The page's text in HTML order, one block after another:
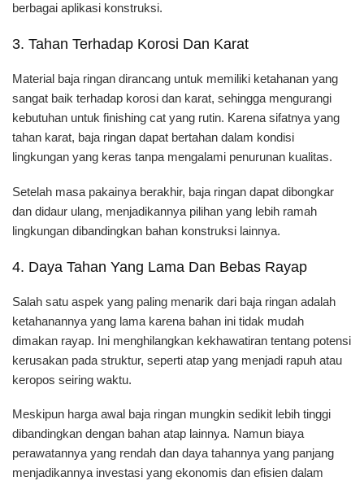
berbagai aplikasi konstruksi.
3. Tahan Terhadap Korosi Dan Karat
Material baja ringan dirancang untuk memiliki ketahanan yang
sangat baik terhadap korosi dan karat, sehingga mengurangi
kebutuhan untuk finishing cat yang rutin. Karena sifatnya yang
tahan karat, baja ringan dapat bertahan dalam kondisi
lingkungan yang keras tanpa mengalami penurunan kualitas.
Setelah masa pakainya berakhir, baja ringan dapat dibongkar
dan didaur ulang, menjadikannya pilihan yang lebih ramah
lingkungan dibandingkan bahan konstruksi lainnya.
4. Daya Tahan Yang Lama Dan Bebas Rayap
Salah satu aspek yang paling menarik dari baja ringan adalah
ketahanannya yang lama karena bahan ini tidak mudah
dimakan rayap. Ini menghilangkan kekhawatiran tentang potensi
kerusakan pada struktur, seperti atap yang menjadi rapuh atau
keropos seiring waktu.
Meskipun harga awal baja ringan mungkin sedikit lebih tinggi
dibandingkan dengan bahan atap lainnya. Namun biaya
perawatannya yang rendah dan daya tahannya yang panjang
menjadikannya investasi yang ekonomis dan efisien dalam